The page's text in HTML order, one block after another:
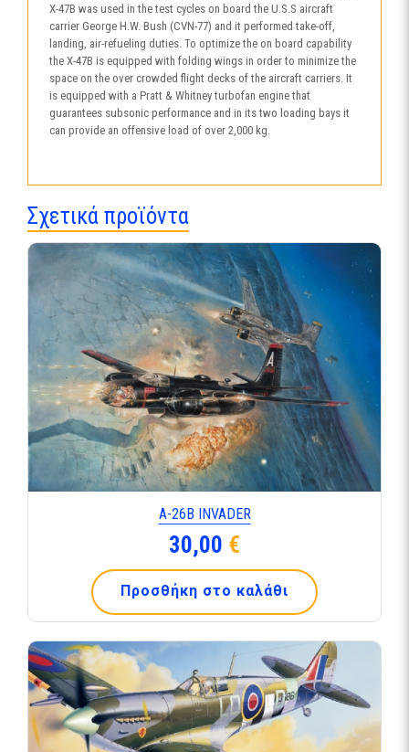
X-47B was used in the test cycles on board the U.S.S aircraft
carrier George H.W. Bush (CVN-77) and it performed take-off,
landing, air-refueling duties. To optimize the on board capability
the X-47B is equipped with folding wings in order to minimize the
space on the over crowded flight decks of the aircraft carriers. It
is equipped with a Pratt & Whitney turbofan engine that
guarantees subsonic performance and in its two loading bays it
can provide an offensive load of over 2,000 kg.
Σχετικά προϊόντα
Α-26Β INVADER
30,00 €
Προσθήκη στο καλάθι